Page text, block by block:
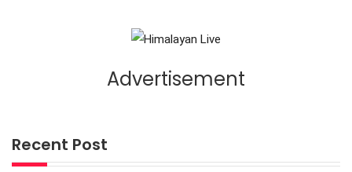
Advertisement
Recent Post